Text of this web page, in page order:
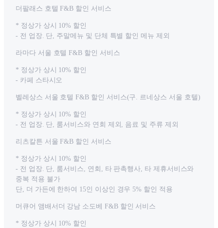
더팔래스 호텔 F&B 할인 서비스
* 정상가 상시 10% 할인
- 전 업장. 단, 주말메뉴 및 단체 특별 할인 메뉴 제외
라마다 서울 호텔 F&B 할인 서비스
* 정상가 상시 10% 할인
- 카페 스타시오
벨레상스 서울 호텔 F&B 할인 서비스(구. 르네상스 서울 호텔)
* 정상가 상시 10% 할인
- 전 업장. 단, 룸서비스와 연회 제외, 음료 및 주류 제외
리츠칼튼 서울 F&B 할인 서비스
* 정상가 상시 10% 할인
- 전 업장. 단, 룸서비스, 연회, 타 판촉행사, 타 제휴서비스와
중복 적용 불가
단, 더 가든에 한하여 15인 이상인 경우 5% 할인 적용
머큐어 앰배서더 강남 소도베 F&B 할인 서비스
* 정상가 상시 10% 할인